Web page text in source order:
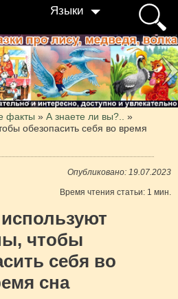
Языки
факты » А знаете ли вы?..
»
обезопасить себя во время
Опубликовано: 19.07.2023
Время чтения статьи: 1 мин.
чтобы
себя во
сна